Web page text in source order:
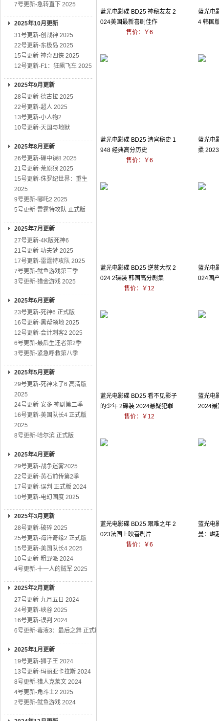
7号更新-急转直下 2025
2025年10月更新
31号更新-创战神 2025
22号更新-东极岛 2025
15号更新-神奇四侠 2025
12号更新-F1：狂飙飞车 2025
2025年9月更新
28号更新-德古拉 2025
22号更新-超人 2025
13号更新-小人物2
10号更新-天国与地狱
2025年8月更新
26号更新-碟中谍8 2025
21号更新-荒原狼 2025
15号更新-侏罗纪世界：重生
2025
9号更新-哪吒2 2025
5号更新-雷霆特攻队 正式版
2025年7月更新
27号更新-4K版死神6
21号更新-功夫梦 2025
17号更新-雷霆特攻队 2025
7号更新-鱿鱼游戏第三季
3号更新-猎金游戏 2025
2025年6月更新
23号更新-死神6 正式版
16号更新-黑帮领地 2025
12号更新-会计刺客2 2025
6号更新-最后生还者第2季
3号更新-紧急呼救第八季
2025年5月更新
29号更新-死神来了6 高清版
2025
24号更新-安多 神剧第二季
16号更新-美国队长4 正式版
2025
8号更新-哈尔滨 正式版
2025年4月更新
29号更新-战争迷雾2025
22号更新-黄石前传第2季
17号更新-误判 正式版 2024
10号更新-电幻国度 2025
2025年3月更新
28号更新-破碎 2025
25号更新-海洋奇缘2 正式版
15号更新-美国队长4 2025
10号更新-粗野派 2024
4号更新-十一人的贼军 2025
2025年2月更新
27号更新-九月五日 2024
24号更新-峡谷 2025
16号更新-误判 2024
6号更新-毒液3：最后之舞 正式版
2025年1月更新
19号更新-狮子王 2024
13号更新-玛丽亚卡拉斯 2024
8号更新-猎人克莱文 2024
4号更新-角斗士2 2025
2号更新-鱿鱼游戏 2024
蓝光电影碟 BD25 神秘友友 2
024美国最新喜剧佳作
售价：￥6
蓝光电
4 韩国
蓝光电影碟 BD25 清宫秘史 1
948 经典高分历史
售价：￥6
蓝光电
柔
蓝光电影碟 BD25 逆贫大叔 2
024 2碟装 韩国高分剧集
售价：￥12
蓝光电
024国
蓝光电影碟 BD25 看不见影子
的少年 2碟装 2024悬疑犯罪
售价：￥12
蓝光电
2024最
蓝光电影碟 BD25 艰难之年 2
023法国上映喜剧片
售价：￥6
蓝光电
曼：崛